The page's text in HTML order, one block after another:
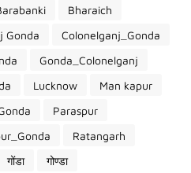
Bharaich
Gonda
Colonelganj_Gonda
Gonda_Colonelganj
Lucknow
Man kapur
Paraspur
Ratangarh
गोंडा गोण्डा